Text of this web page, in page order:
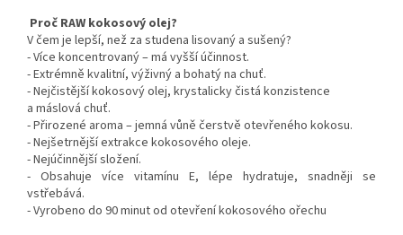
Proč RAW kokosový olej?
V čem je lepší, než za studena lisovaný a sušený?
- Více koncentrovaný – má vyšší účinnost.
- Extrémně kvalitní, výživný a bohatý na chuť.
- Nejčistější kokosový olej, krystalicky čistá konzistence
a máslová chuť.
- Přirozené aroma – jemná vůně čerstvě otevřeného kokosu.
- Nejšetrnější extrakce kokosového oleje.
- Nejúčinnější složení.
- Obsahuje více vitamínu E, lépe hydratuje, snadněji se
vstřebává.
- Vyrobeno do 90 minut od otevření kokosového ořechu